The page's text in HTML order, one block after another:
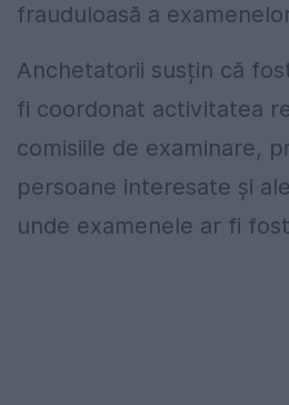
frauduloasă a
Anchetatorii susțin că
fi coordonat activitatea
comisiile de examinare,
persoane interesate și
unde examenele ar fi